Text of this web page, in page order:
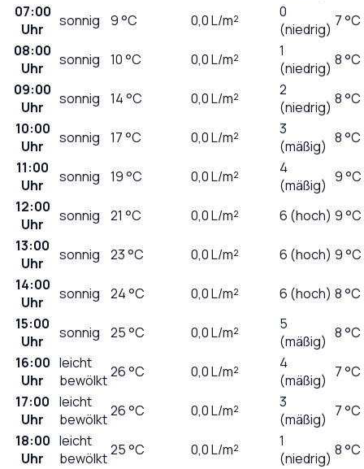
07:00
Uhr
sonnig 9°C 0,0L/m²
0
(niedrig) 7 °C
08:00
Uhr
sonnig 10°C 0,0L/m²
1
(niedrig) 8 °C
09:00
Uhr
sonnig 14°C 0,0L/m²
2
(niedrig) 8 °C
10:00
Uhr
sonnig 17°C 0,0L/m²
3
(mäßig) 8 °C
11:00
Uhr
sonnig 19°C 0,0L/m²
4
(mäßig) 9 °C
12:00
Uhr
sonnig 21 °C 0,0L/m² 6 (hoch) 9 °C
13:00
Uhr
sonnig 23°C 0,0L/m² 6 (hoch) 9 °C
14:00
Uhr
sonnig 24°C 0,0L/m² 6 (hoch) 8 °C
15:00
Uhr
sonnig 25°C 0,0L/m²
5
(mäßig) 8 °C
16:00
Uhr
leicht
bewölkt26°C 0,0L/m²
4
(mäßig) 7 °C
17:00
Uhr
leicht
bewölkt26°C 0,0L/m²
3
(mäßig) 7 °C
18:00
Uhr
leicht
bewölkt25°C 0,0L/m²
1
(niedrig) 8 °C